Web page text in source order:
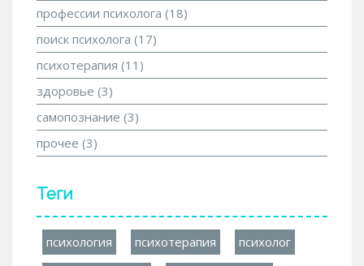
профессии психолога (18)
поиск психолога (17)
психотерапия (11)
здоровье (3)
самопознание (3)
прочее (3)
Теги
психология психотерапия психолог